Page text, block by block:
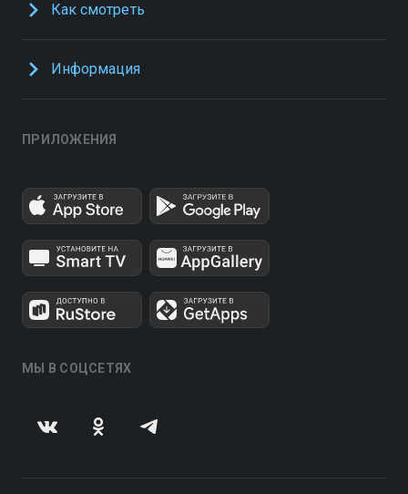
Как смотреть
Информация
ПРИЛОЖЕНИЯ
МЫ В СОЦСЕТЯХ